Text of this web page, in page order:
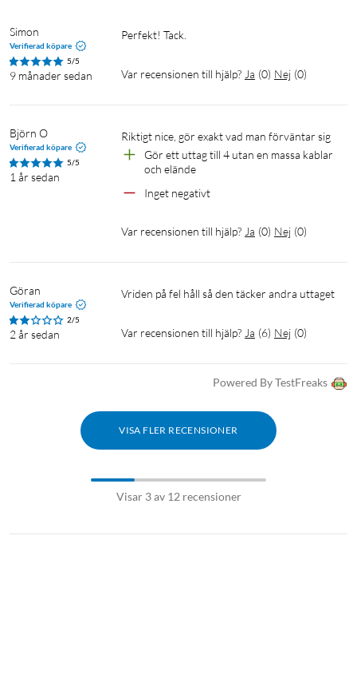
Simon
Verifierad köpare
5/5
9 månader sedan
Perfekt! Tack.
Var recensionen till hjälp? Ja (0) Nej (0)
Björn O
Verifierad köpare
5/5
1 år sedan
Riktigt nice, gör exakt vad man förväntar sig
Gör ett uttag till 4 utan en massa kablar
och elände
Inget negativt
Var recensionen till hjälp? Ja (0) Nej (0)
Göran
Verifierad köpare
2/5
2 år sedan
Vriden på fel håll så den täcker andra uttaget
Var recensionen till hjälp? Ja (6) Nej (0)
Powered By TestFreaks
VISA FLER RECENSIONER
Visar 3 av 12 recensioner